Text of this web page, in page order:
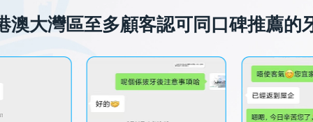
澳大灣區至多顧客認可同口碑推薦的